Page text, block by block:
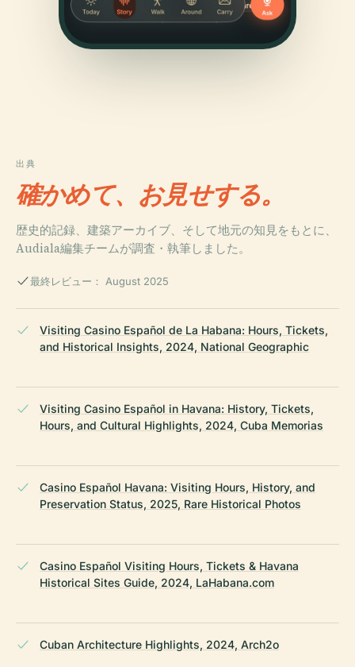
出典
確かめて、お見せする。
歴史的記録、建築アーカイブ、そして地元の知見をもとに、
Audiala編集チームが調査・執筆しました。
最終レビュー： August 2025
Visiting Casino Español de La Habana: Hours, Tickets,
and Historical Insights, 2024, National Geographic
Visiting Casino Español in Havana: History, Tickets,
Hours, and Cultural Highlights, 2024, Cuba Memorias
Casino Español Havana: Visiting Hours, History, and
Preservation Status, 2025, Rare Historical Photos
Casino Español Visiting Hours, Tickets & Havana
Historical Sites Guide, 2024, LaHabana.com
Cuban Architecture Highlights, 2024, Arch2o